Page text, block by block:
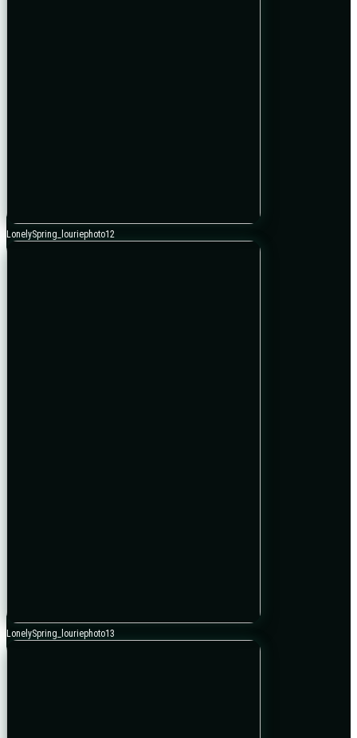
LonelySpring_louriephoto12
LonelySpring_louriephoto13